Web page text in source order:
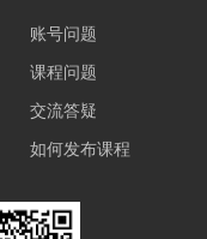
账号问题
课程问题
交流答疑
如何发布课程